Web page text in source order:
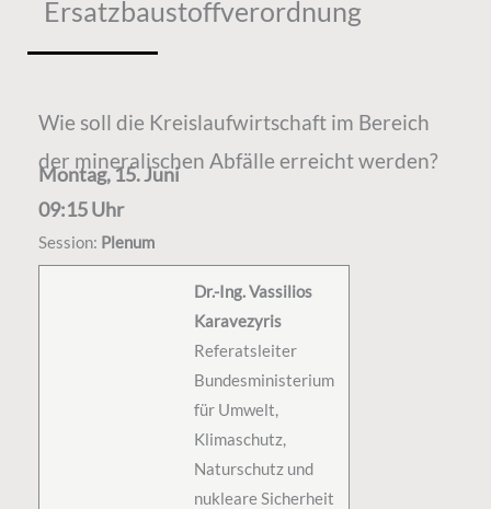
Ersatzbaustoffverordnung
Wie soll die Kreislaufwirtschaft im Bereich
der mineralischen Abfälle erreicht werden?
Dr.-Ing. Vassilios
Karavezyris
Referatsleiter
Bundesministerium
für Umwelt,
Klimaschutz,
Naturschutz und
nukleare Sicherheit
Montag, 15. Juni
09:15 Uhr
Session: Plenum